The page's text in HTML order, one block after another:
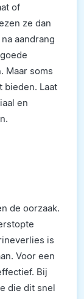
of
ze dan
aandrang
Maar soms
bieden. Laat
en
de oorzaak.
is
Voor een
Bij
die dit snel